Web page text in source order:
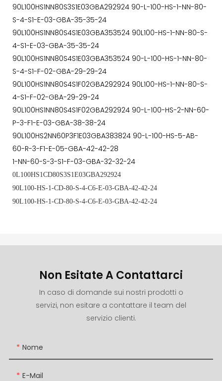
90L100HS1NN80S3S1E03GBA292924 90-L-100-HS-1-NN-80-
S-4-S1-E-03-GBA-35-35-24
90L100HS1NN80S4S1E03GBA353524 90L100-HS-1-NN-80-S-
4-S1-E-03-GBA-35-35-24
90L100HS1NN80S4S1E03GBA353524 90-L-100-HS-1-NN-80-
S-4-S1-F-02-GBA-29-29-24
90L100HS1NN80S4S1F02GBA292924 90L100-HS-1-NN-80-S-
4-S1-F-02-GBA-29-29-24
90L100HS1NN80S4S1F02GBA292924 90-L-100-HS-2-NN-60-
P-3-F1-E-03-GBA-38-38-24
90L100HS2NN60P3F1E03GBA383824 90-L-100-HS-5-AB-
60-R-3-F1-E-05-GBA-42-42-28
1-NN-60-S-3-S1-F-03-GBA-32-32-24
0L100HS1CD80S3S1E03GBA292924
90L100-HS-1-CD-80-S-4-C6-E-03-GBA-42-42-24
90L100-HS-1-CD-80-S-4-C6-E-03-GBA-42-42-24
Non Esitate A Contattarci
In caso di domande sui nostri prodotti o
servizi, non esitare a contattare il team del
servizio clienti.
Nome
E-Mail